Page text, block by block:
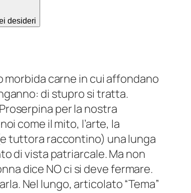
desideri
morbida carne in cui affondano
di stupro si tratta.
per la nostra
come il mito, l’arte, la
tuttora raccontino) una lunga
di vista patriarcale. Ma non
dice NO ci si deve fermare.
Nel lungo, articolato “Tema”